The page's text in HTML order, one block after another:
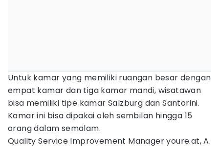
Untuk kamar yang memiliki ruangan besar dengan
empat kamar dan tiga kamar mandi, wisatawan
bisa memiliki tipe kamar Salzburg dan Santorini.
Kamar ini bisa dipakai oleh sembilan hingga 15
orang dalam semalam.
Quality Service Improvement Manager youre.at, A.